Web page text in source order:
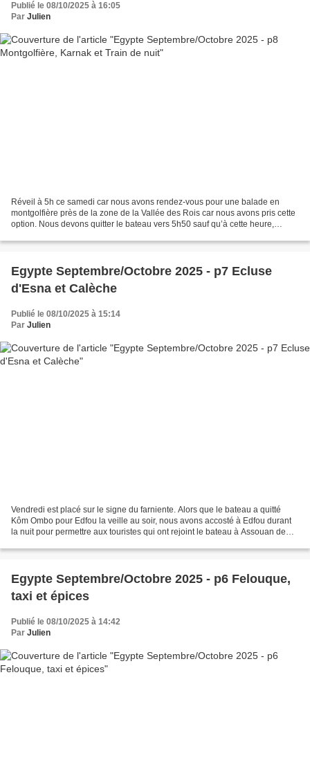
Publié le 08/10/2025 à 16:05
Par Julien
Réveil à 5h ce samedi car nous avons rendez-vous pour une balade en
montgolfière près de la zone de la Vallée des Rois car nous avons pris cette
option. Nous devons quitter le bateau vers 5h50 sauf qu’à cette heure,
Egypte Septembre/Octobre 2025 - p7 Ecluse
d'Esna et Calèche
Publié le 08/10/2025 à 15:14
Par Julien
Vendredi est placé sur le signe du farniente. Alors que le bateau a quitté
Kôm Ombo pour Edfou la veille au soir, nous avons accosté à Edfou durant
la nuit pour permettre aux touristes qui ont rejoint le bateau à Assouan de
Egypte Septembre/Octobre 2025 - p6 Felouque,
taxi et épices
Publié le 08/10/2025 à 14:42
Par Julien